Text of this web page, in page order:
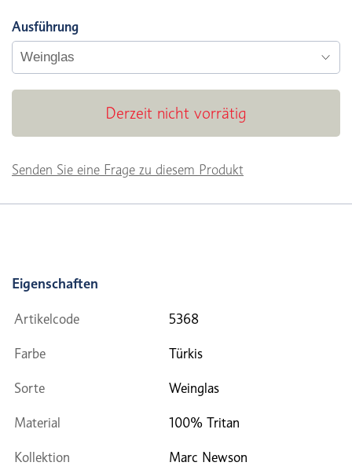
Ausführung
Derzeit nicht vorrätig
Senden Sie eine Frage zu diesem Produkt
Eigenschaften
Artikelcode 5368
Farbe Türkis
Sorte Weinglas
Material 100% Tritan
Kollektion Marc Newson